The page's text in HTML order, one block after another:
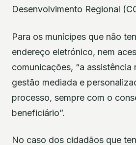
Desenvolvimento Regional
Para os munícipes que não
endereço eletrónico, nem
comunicações, “a assistência
gestão mediada e
processo, sempre com o
beneficiário”.
No caso dos cidadãos que